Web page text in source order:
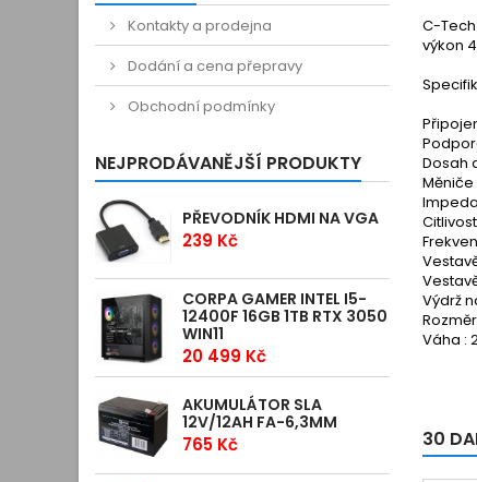
Kontakty a prodejna
Dodání a cena přepravy
Obchodní podmínky
NEJPRODÁVANĚJŠÍ PRODUKTY
PŘEVODNÍK HDMI NA VGA
239 Kč
CORPA GAMER INTEL I5-
12400F 16GB 1TB RTX 3050
WIN11
20 499 Kč
AKUMULÁTOR SLA
12V/12AH FA-6,3MM
765 Kč
C-
výkon
Dosah
Výdrž
Váha :
30